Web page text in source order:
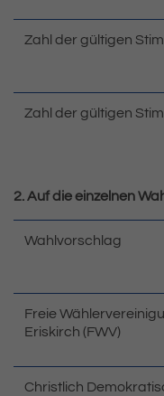
Zahl der gültigen
Zahl der gültigen
2. Auf die einzelnen
Wahlvorschlag
Freie
Eriskirch (FWV)
Christlich